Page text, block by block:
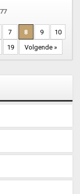
7 8 9
10
19 Volgende »